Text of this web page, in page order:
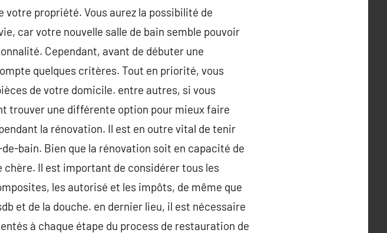
votre propriété. Vous aurez la possibilité de
car votre nouvelle salle de bain semble pouvoir
Cependant, avant de débuter une
quelques critères. Tout en priorité, vous
de votre domicile. entre autres, si vous
trouver une différente option pour mieux faire
la rénovation. Il est en outre vital de tenir
bain. Bien que la rénovation soit en capacité de
Il est important de considérer tous les
les autorisé et les impôts, de même que
et de la douche. en dernier lieu, il est nécessaire
à chaque étape du process de restauration de